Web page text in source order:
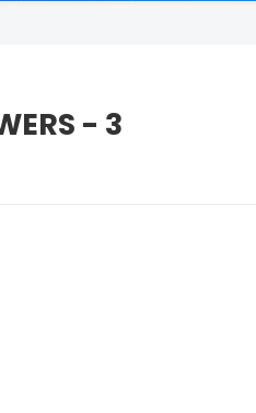
- 3